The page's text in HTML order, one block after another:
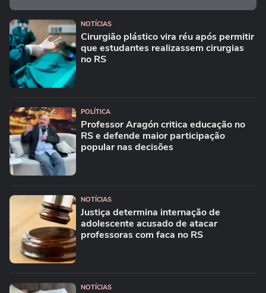
NOTÍCIAS
Cirurgião plástico vira réu após permitir
que estudantes realizassem cirurgias
no RS
POLÍTICA
Professor Aragón critica educação no
RS e defende maior participação
popular nas decisões
NOTÍCIAS
Justiça determina internação de
adolescente acusado de atacar
professoras com faca no RS
NOTÍCIAS